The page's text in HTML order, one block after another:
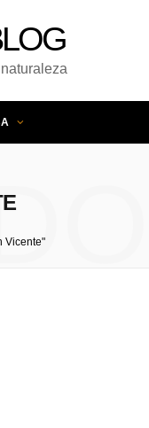
Vicente"